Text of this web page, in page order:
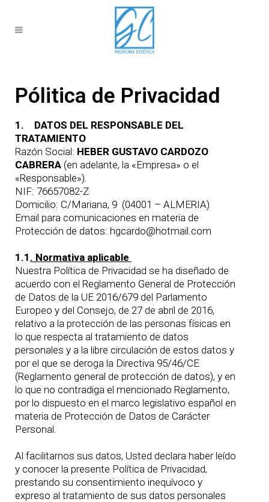
Pólitica de Privacidad
1.
DATOS DEL RESPONSABLE DEL
TRATAMIENTO
Razón Social: HEBER GUSTAVO CARDOZO
CABRERA (en adelante, la «Empresa» o el
«Responsable»).
NIF: 76657082-Z
Domicilio: C/Mariana, 9 (04001 – ALMERIA)
Email para comunicaciones en materia de
Protección de datos: hgcardo@hotmail.com
1.1 . Normativa aplicable
Nuestra Política de Privacidad se ha diseñado de
acuerdo con el Reglamento General de Protección
de Datos de la UE 2016/679 del Parlamento
Europeo y del Consejo, de 27 de abril de 2016,
relativo a la protección de las personas físicas en
lo que respecta al tratamiento de datos
personales y a la libre circulación de estos datos y
por el que se deroga la Directiva 95/46/CE
(Reglamento general de protección de datos), y en
lo que no contradiga el mencionado Reglamento,
por lo dispuesto en el marco legislativo español en
materia de Protección de Datos de Carácter
Personal.
Al facilitarnos sus datos, Usted declara haber leído
y conocer la presente Política de Privacidad,
prestando su consentimiento inequívoco y
expreso al tratamiento de sus datos personales